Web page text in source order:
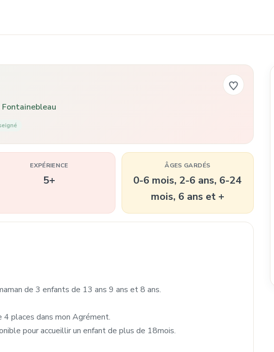
Fontainebleau
EXPÉRIENCE
5+
ÂGES GARDÉS
0-6 mois, 2-6 ans, 6-24
mois, 6 ans et +
de 3 enfants de 13 ans 9 ans et 8 ans.
4 places dans mon Agrément.
pour accueillir un enfant de plus de 18mois.